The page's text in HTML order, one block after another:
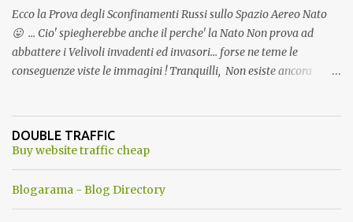
Ecco la Prova degli Sconfinamenti Russi sullo Spazio Aereo Nato
😛 ... Cio' spiegherebbe anche il perche' la Nato Non prova ad
abbattere i Velivoli invadenti ed invasori... forse ne teme le
conseguenze viste le immagini ! Tranquilli, Non esiste ancora
ancora una fantasia Nato o forse una "False Flag", per provocare
una guerra mondiale che difficilmente da menti sane, potrebbe
DOUBLE TRAFFIC
Buy website traffic cheap
Blogarama - Blog Directory